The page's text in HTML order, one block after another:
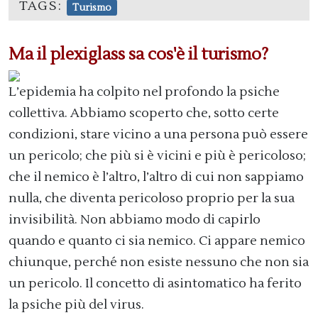
TAGS: Turismo
Ma il plexiglass sa cos'è il turismo?
L’epidemia ha colpito nel profondo la psiche
collettiva. Abbiamo scoperto che, sotto certe
condizioni, stare vicino a una persona può essere
un pericolo; che più si è vicini e più è pericoloso;
che il nemico è l’altro, l’altro di cui non sappiamo
nulla, che diventa pericoloso proprio per la sua
invisibilità. Non abbiamo modo di capirlo
quando e quanto ci sia nemico. Ci appare nemico
chiunque, perché non esiste nessuno che non sia
un pericolo. Il concetto di asintomatico ha ferito
la psiche più del virus.